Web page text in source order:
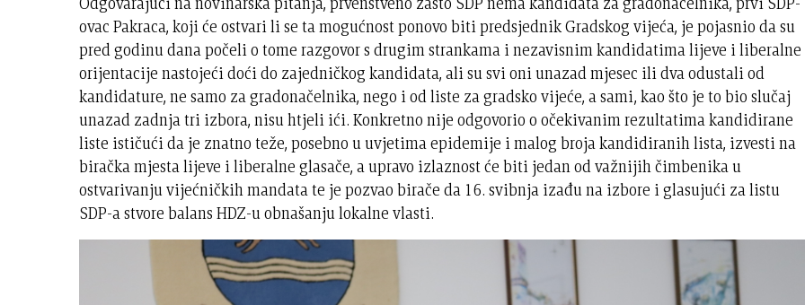
ovac Pakraca, koji će ostvari li se ta mogućnost ponovo biti predsjednik Gradskog vijeća, je pojasnio da su
pred godinu dana počeli o tome razgovor s drugim strankama i nezavisnim kandidatima lijeve i liberalne
orijentacije nastojeći doći do zajedničkog kandidata, ali su svi oni unazad mjesec ili dva odustali od
kandidature, ne samo za gradonačelnika, nego i od liste za gradsko vijeće, a sami, kao što je to bio slučaj
unazad zadnja tri izbora, nisu htjeli ići. Konkretno nije odgovorio o očekivanim rezultatima kandidirane
liste ističući da je znatno teže, posebno u uvjetima epidemije i malog broja kandidiranih lista, izvesti na
biračka mjesta lijeve i liberalne glasače, a upravo izlaznost će biti jedan od važnijih čimbenika u
ostvarivanju vijećničkih mandata te je pozvao birače da 16. svibnja izađu na izbore i glasujući za listu
SDP-a stvore balans HDZ-u obnašanju lokalne vlasti.